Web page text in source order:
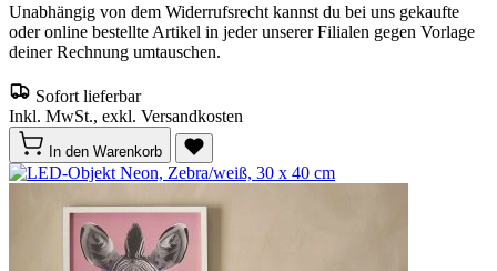
Unabhängig von dem Widerrufsrecht kannst du bei uns gekaufte
oder online bestellte Artikel in jeder unserer Filialen gegen Vorlage
deiner Rechnung umtauschen.
Sofort lieferbar
Inkl. MwSt., exkl. Versandkosten
In den Warenkorb